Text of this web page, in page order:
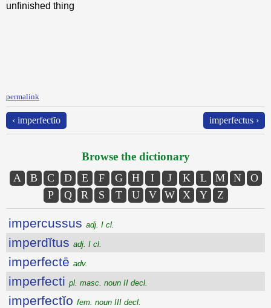
unfinished thing
permalink
‹ imperfectĭo imperfectus ›
Browse the dictionary
A B C D E F G H I J K L M N
O
P
Q R S T U V W X Y Z
impercussus adj. I cl.
imperdĭtus adj. I cl.
imperfectē adv.
imperfecti pl. masc. noun II decl.
imperfectĭo fem. noun III decl.